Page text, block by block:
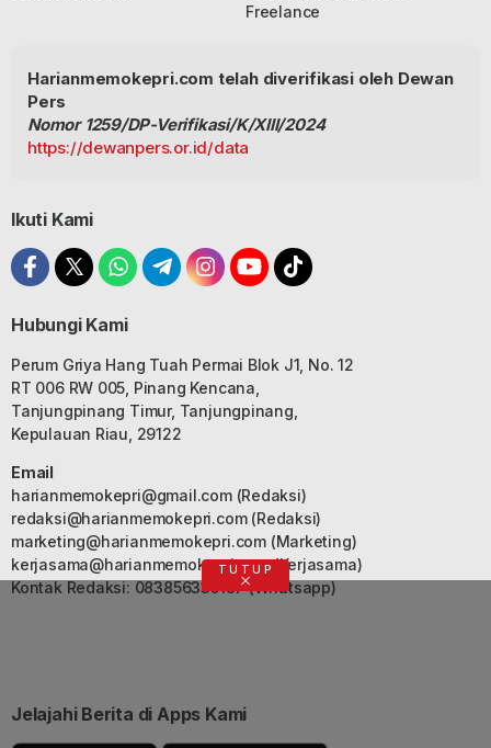
Freelance
Harianmemokepri.com telah diverifikasi oleh Dewan
Pers
Nomor 1259/DP-Verifikasi/K/XIII/2024
https://dewanpers.or.id/data
Ikuti Kami
Hubungi Kami
Perum Griya Hang Tuah Permai Blok J1, No. 12
RT 006 RW 005, Pinang Kencana,
Tanjungpinang Timur, Tanjungpinang,
Kepulauan Riau, 29122
Email
harianmemokepri@gmail.com(Redaksi)
redaksi@harianmemokepri.com(Redaksi)
marketing@harianmemokepri.com(Marketing)
kerjasama@harianmemokepri.com(Kerjasama)
Kontak Redaksi: 083856335187 (Whatsapp)
Jelajahi Berita di Apps Kami
TUTUP